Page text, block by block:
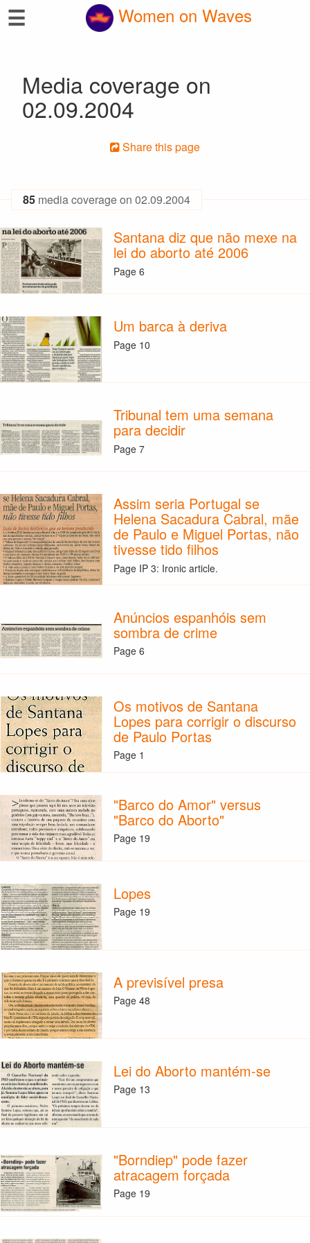
☰ Women on Waves
Media coverage on
02.09.2004
Share this page
85 media coverage on 02.09.2004
Santana diz que não mexe na
lei do aborto até 2006
Page 6
Um barca à deriva
Page 10
Tribunal tem uma semana
para decidir
Page 7
Assim seria Portugal se
Helena Sacadura Cabral, mãe
de Paulo e Miguel Portas, não
tivesse tido filhos
Page IP 3: Ironic article.
Anúncios espanhóis sem
sombra de crime
Page 6
Os motivos de Santana
Lopes para corrigir o discurso
de Paulo Portas
Page 1
"Barco do Amor" versus
"Barco do Aborto"
Page 19
Lopes
Page 19
A previsível presa
Page 48
Lei do Aborto mantém-se
Page 13
"Borndiep" pode fazer
atracagem forçada
Page 19